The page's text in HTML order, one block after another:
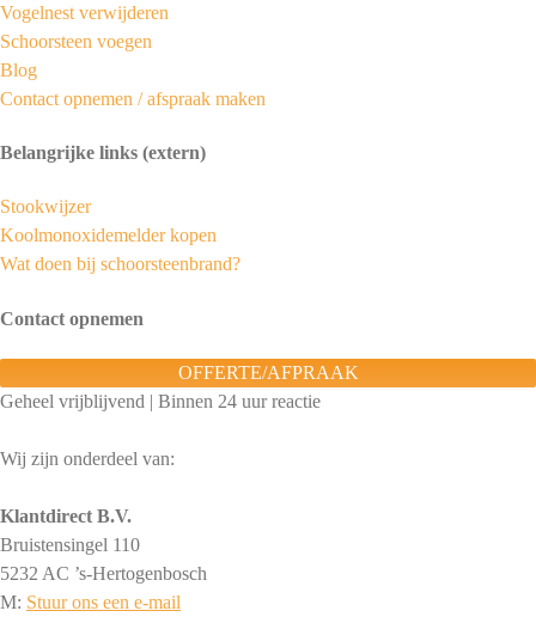
Vogelnest verwijderen
Schoorsteen voegen
Blog
Contact opnemen / afspraak maken
Belangrijke links (extern)
Stookwijzer
Koolmonoxidemelder kopen
Wat doen bij schoorsteenbrand?
Contact opnemen
OFFERTE/AFPRAAK
Geheel vrijblijvend | Binnen 24 uur reactie
Wij zijn onderdeel van:
Klantdirect B.V.
Bruistensingel 110
5232 AC ’s-Hertogenbosch
M: Stuur ons een e-mail